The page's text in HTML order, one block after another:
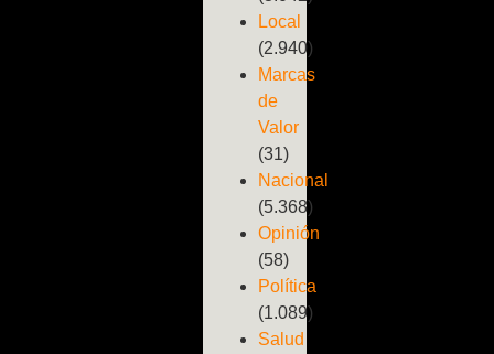
Local
(2.940)
Marcas
de
Valor
(31)
Nacional
(5.368)
Opinión
(58)
Política
(1.089)
Salud